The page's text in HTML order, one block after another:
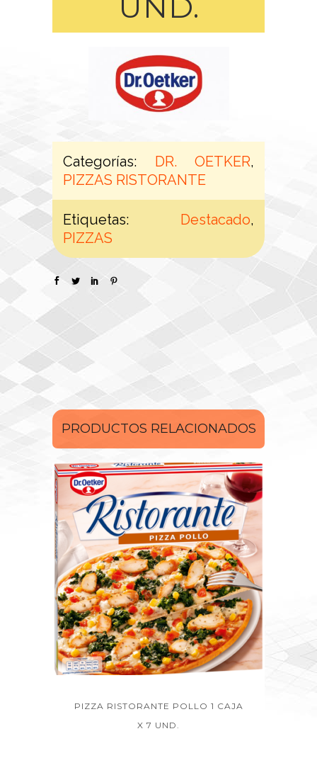
Categorías: DR. OETKER,
PIZZAS RISTORANTE
Etiquetas: Destacado,
PIZZAS
PRODUCTOS RELACIONADOS
PIZZA RISTORANTE POLLO 1 CAJA
X 7 UND.